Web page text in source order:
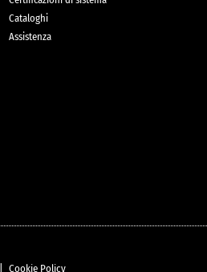
Cataloghi
Assistenza
Cookie Policy